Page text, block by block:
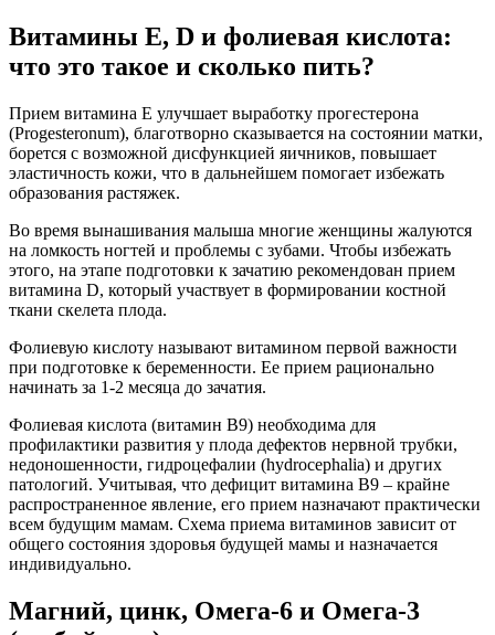
Витамины Е, D и фолиевая кислота:
что это такое и сколько пить?
Прием витамина Е улучшает выработку прогестерона
(Progesteronum), благотворно сказывается на состоянии матки,
борется с возможной дисфункцией яичников, повышает
эластичность кожи, что в дальнейшем помогает избежать
образования растяжек.
Во время вынашивания малыша многие женщины жалуются
на ломкость ногтей и проблемы с зубами. Чтобы избежать
этого, на этапе подготовки к зачатию рекомендован прием
витамина D, который участвует в формировании костной
ткани скелета плода.
Фолиевую кислоту называют витамином первой важности
при подготовке к беременности. Ее прием рационально
начинать за 1-2 месяца до зачатия.
Фолиевая кислота (витамин В9) необходима для
профилактики развития у плода дефектов нервной трубки,
недоношенности, гидроцефалии (hydrocephalia) и других
патологий. Учитывая, что дефицит витамина В9 – крайне
распространенное явление, его прием назначают практически
всем будущим мамам. Схема приема витаминов зависит от
общего состояния здоровья будущей мамы и назначается
индивидуально.
Магний, цинк, Омега-6 и Омега-3